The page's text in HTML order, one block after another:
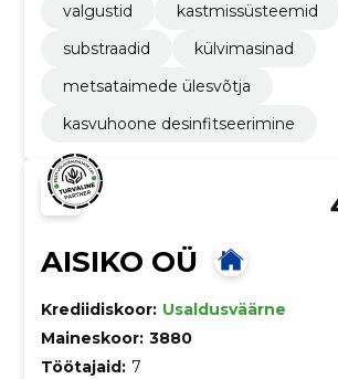
valgustid
kastmissüsteemid
substraadid
külvimasinad
metsataimede ülesvõtja
kasvuhoone desinfitseerimine
AISIKO OÜ
Krediidiskoor: Usaldusväärne
Maineskoor: 3880
Töötajaid: 7